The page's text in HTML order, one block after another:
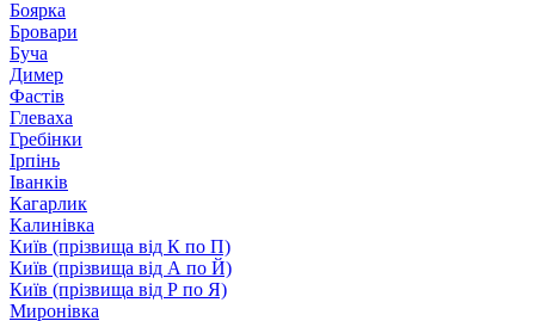
Боярка
Бровари
Буча
Димер
Фастів
Глеваха
Гребінки
Ірпінь
Іванків
Кагарлик
Калинівка
Київ (прізвища від К по П)
Київ (прізвища від А по Й)
Київ (прізвища від Р по Я)
Миронівка